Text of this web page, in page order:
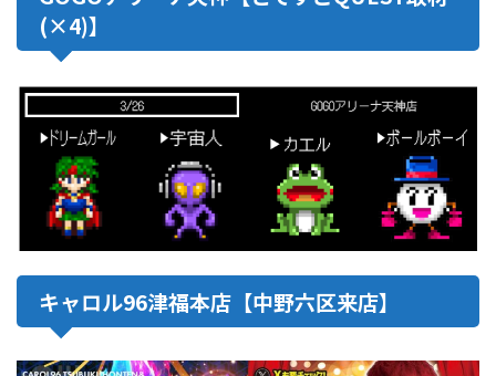
(×4)】
キャロル96津福本店【中野六区来店】